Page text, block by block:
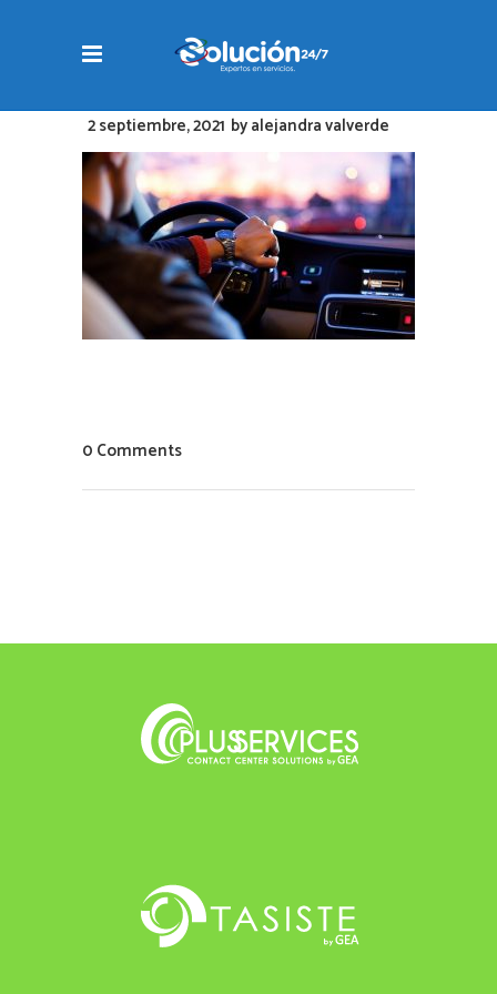
2 septiembre, 2021 byalejandra valverde
0 Comments